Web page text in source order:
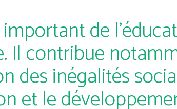
de
Il contribue
des inégalités
et le